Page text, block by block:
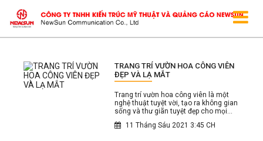
TRANG TRÍ VƯỜN HOA CÔNG VIÊN
ĐẸP VÀ LẠ MẮT
Trang trí vườn hoa công viên là một
nghệ thuật tuyệt vời, tạo ra không gian
sống và thư giãn tuyệt đẹp cho mọi
người. Được thiết kế đẹp mắt và độc
đáo, vườn hoa công viên mang lại
11 Tháng Sáu 2021 3:45 CH